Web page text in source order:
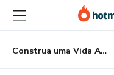
main
content
Construa uma Vida Atípica Sustentável e Clara